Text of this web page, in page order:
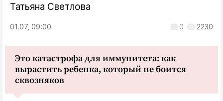
Татьяна Светлова
01.07, 09:00 0 2230
Это катастрофа для иммунитета: как
вырастить ребенка, который не боится
сквозняков